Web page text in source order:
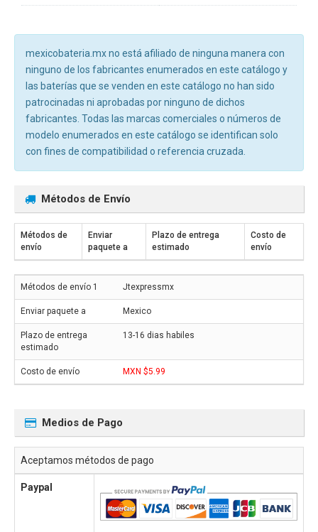
mexicobateria.mx no está afiliado de ninguna manera con
ninguno de los fabricantes enumerados en este catálogo y
las baterías que se venden en este catálogo no han sido
patrocinadas ni aprobadas por ninguno de dichos
fabricantes. Todas las marcas comerciales o números de
modelo enumerados en este catálogo se identifican solo
con fines de compatibilidad o referencia cruzada.
Métodos de Envío
Métodos de
envío
Enviar
paquete a
Plazo de entrega
estimado
Costo de
envío
Jtexpressmx
Mexico
13-16 dias habiles
MXN $5.99
Medios de Pago
Aceptamos métodos de pago
Paypal